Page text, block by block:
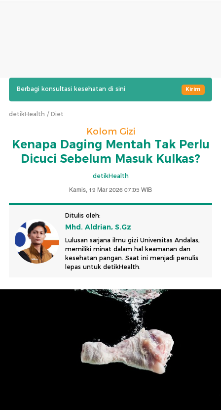
Berbagi konsultasi kesehatan di sini Kirim
detikHealth Diet
Kolom Gizi
Kenapa Daging Mentah Tak Perlu
Dicuci Sebelum Masuk Kulkas?
detikHealth
Kamis, 19 Mar 2026 07:05 WIB
Ditulis oleh:
Mhd. Aldrian, S.Gz
Lulusan sarjana ilmu gizi Universitas Andalas,
memiliki minat dalam hal keamanan dan
kesehatan pangan. Saat ini menjadi penulis
lepas untuk detikHealth.